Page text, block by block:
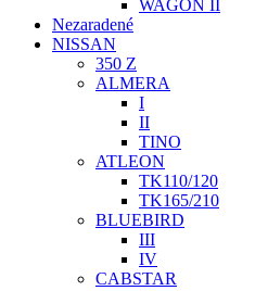
WAGON II
Nezaradené
NISSAN
350 Z
ALMERA
I
II
TINO
ATLEON
TK110/120
TK165/210
BLUEBIRD
III
IV
CABSTAR